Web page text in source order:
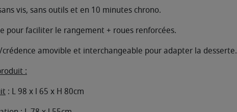
vis, sans outils et en 10 minutes chrono.
pour faciliter le rangement + roues renforcées.
amovible et interchangeable pour adapter la desserte.
:
: L 98 x l 65 x H 80cm